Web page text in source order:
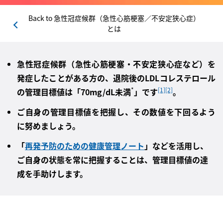
Back to急性冠症候群（急性心筋梗塞／不安定狭心症）
とは
急性冠症候群（急性心筋梗塞・不安定狭心症など）を
発症したことがある方の、退院後のLDLコレステロール
の管理目標値は「70mg/dL未満* 」です[1][2]。
ご自身の管理目標値を把握し、その数値を下回るよう
に努めましょう。
「再発予防のための健康管理ノート 」などを活用し、
ご自身の状態を常に把握することは、管理目標値の達
成を手助けします。